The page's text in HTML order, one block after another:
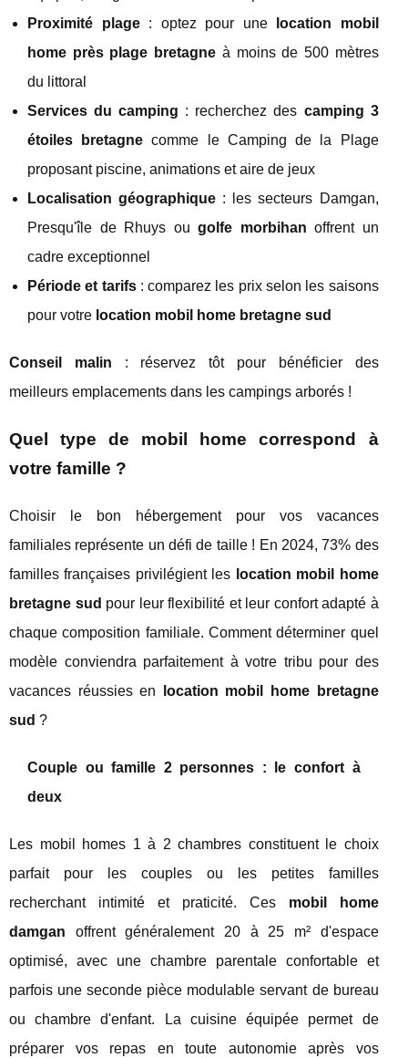
Proximité plage: optez pour une
location mobil
home près plage bretagne à moins de 500 mètres
du littoral
Services du camping : recherchez des camping 3
étoiles bretagne comme le Camping de la Plage
proposant piscine, animations et aire de jeux
Localisation géographique : les secteurs Damgan,
Presqu'île de Rhuys ougolfe morbihan offrent un
cadre exceptionnel
Période et tarifs: comparez les prix selon les saisons
pour votre location mobil home bretagne sud
Conseil malin : réservez tôt pour bénéficier des
meilleurs emplacements dans les campings arborés !
Quel type de mobil home correspond à
votre famille ?
Choisir le bon hébergement pour vos vacances
familiales représente un défi de taille ! En 2024, 73% des
familles françaises privilégient les location mobil home
bretagne sud pour leur flexibilité et leur confort adapté à
chaque composition familiale. Comment déterminer quel
modèle conviendra parfaitement à votre tribu pour des
vacances réussies en
location mobil home bretagne
sud ?
Couple ou famille 2 personnes : le confort à
deux
Les mobil homes 1 à 2 chambres constituent le choix
parfait pour les couples ou les petites familles
recherchant intimité et praticité. Ces mobil home
damgan offrent généralement 20 à 25 m² d'espace
optimisé, avec une chambre parentale confortable et
parfois une seconde pièce modulable servant de bureau
ou chambre d'enfant. La cuisine équipée permet de
préparer vos repas en toute autonomie après vos